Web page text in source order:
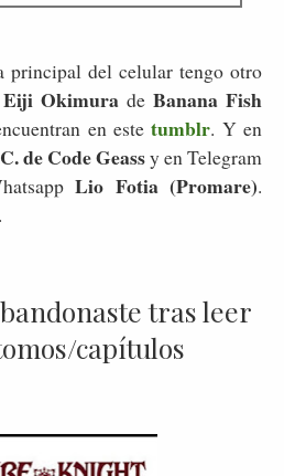
principal del celular tengo otro
Okimura de Banana Fish
en estetumblr. Y en
de Code Geassy en Telegram
Lio Fotia (Promare).
tras leer
capítulos